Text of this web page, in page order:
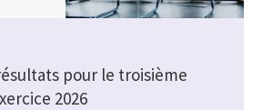
pour le troisième
2026